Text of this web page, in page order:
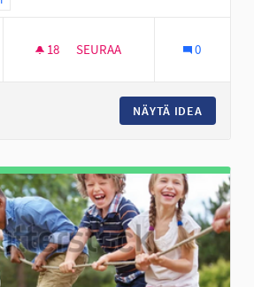
18 18 SEURAAJAA
SEURAA 0
NÄYTÄ IDEA